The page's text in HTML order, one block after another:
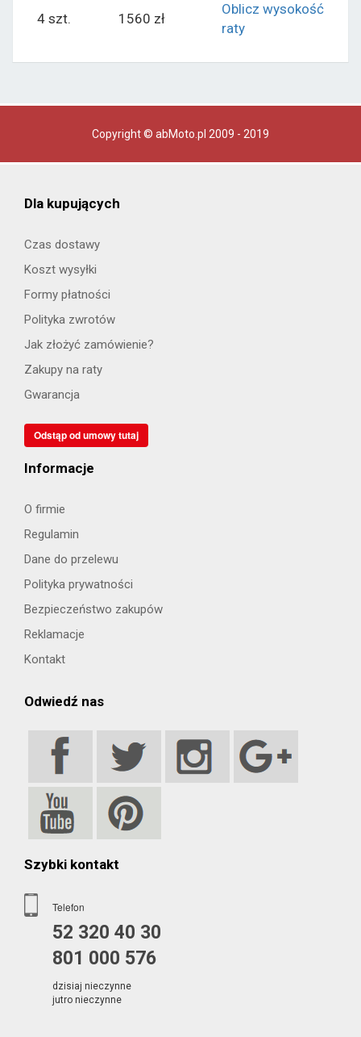
4 szt.
1560 zł
Oblicz wysokość
raty
Copyright © abMoto.pl 2009 - 2019
Dla kupujących
Czas dostawy
Koszt wysyłki
Formy płatności
Polityka zwrotów
Jak złożyć zamówienie?
Zakupy na raty
Gwarancja
Odstąp od umowy tutaj
Informacje
O firmie
Regulamin
Dane do przelewu
Polityka prywatności
Bezpieczeństwo zakupów
Reklamacje
Kontakt
Odwiedź nas
Szybki kontakt
Telefon
52 320 40 30
801 000 576
dzisiaj nieczynne
jutro nieczynne